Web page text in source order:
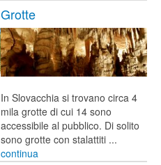
Grotte
In Slovacchia si trovano circa 4
mila grotte di cui 14 sono
accessibile al pubblico. Di solito
sono grotte con stalattiti ...
continua